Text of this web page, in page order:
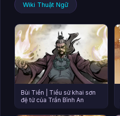
Wiki Thuật Ngữ
Bùi Tiền | Tiểu sử khai sơn
đệ tử của Trần Bình An